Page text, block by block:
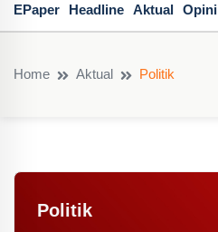
EPaper Headline Aktual Opini
Home Aktual Politik
Politik